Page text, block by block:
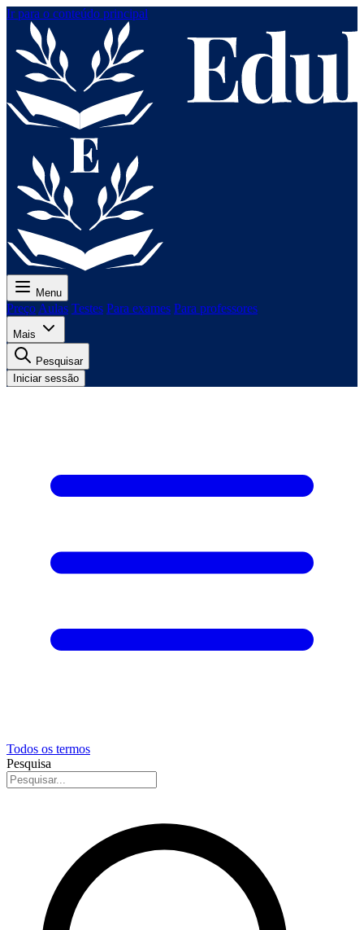
Ir para o conteúdo principal
Menu
Preço Aulas Testes Para exames Para professores
Mais
Pesquisar
Iniciar sessão
Todos os termos
Pesquisa